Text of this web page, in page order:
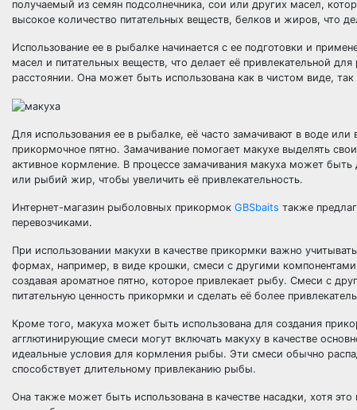
получаемый из семян подсолнечника, сои или других масел,
высокое количество питательных веществ, белков и жиров, что
Использование ее в рыбалке начинается с ее подготовки и
масел и питательных веществ, что делает её привлекательной
расстоянии. Она может быть использована как в чистом виде,
Для использования ее в рыбалке, её часто замачивают в воде
прикормочное пятно. Замачивание помогает макухе выделять
активное кормление. В процессе замачивания макуха может
или рыбий жир, чтобы увеличить её привлекательность.
Интернет-магазин рыболовных прикормок GBSbaits также
перевозчиками.
При использовании макухи в качестве прикормки важно
формах, например, в виде крошки, смеси с другими
создавая ароматное пятно, которое привлекает рыбу. Смеси с
питательную ценность прикормки и сделать её более
Кроме того, макуха может быть использована для создания
агглютинирующие смеси могут включать макуху в качестве
идеальные условия для кормления рыбы. Эти смеси обычно
способствует длительному привлеканию рыбы.
Она также может быть использована в качестве насадки, хотя